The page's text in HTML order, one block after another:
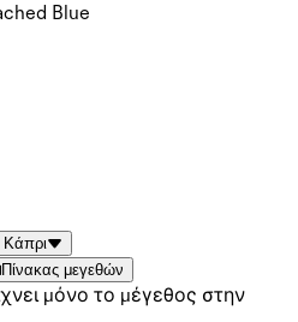
Blue
Κάπρι
Πίνακας μεγεθών
μόνο το μέγεθος στην